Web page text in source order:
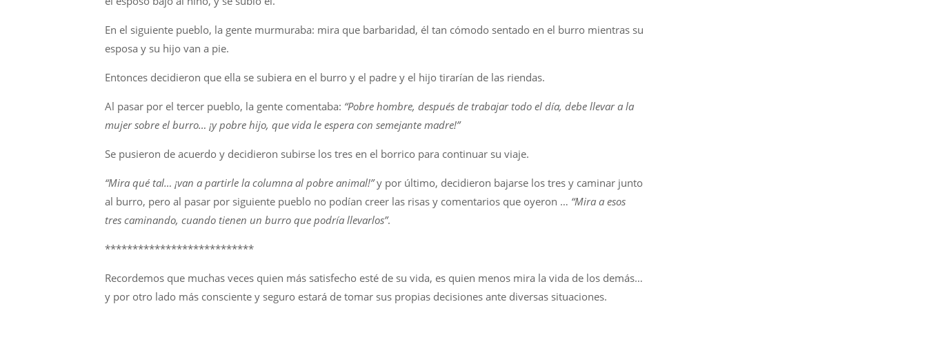
En el siguiente pueblo, la gente murmuraba: mira que barbaridad, él tan cómodo sentado en el burro mientras su
esposa y su hijo van a pie.
Entonces decidieron que ella se subiera en el burro y el padre y el hijo tirarían de las riendas.
Al pasar por el tercer pueblo, la gente comentaba: “Pobre hombre, después de trabajar todo el día, debe llevar a la
mujer sobre el burro… ¡y pobre hijo, que vida le espera con semejante madre!”
Se pusieron de acuerdo y decidieron subirse los tres en el borrico para continuar su viaje.
“Mira qué tal… ¡van a partirle la columna al pobre animal!”y por último, decidieron bajarse los tres y caminar junto
al burro, pero al pasar por siguiente pueblo no podían creer las risas y comentarios que oyeron … “Mira a esos
tres caminando, cuando tienen un burro que podría llevarlos”.
***************************
Recordemos que muchas veces quien más satisfecho esté de su vida, es quien menos mira la vida de los demás…
y por otro lado más consciente y seguro estará de tomar sus propias decisiones ante diversas situaciones.